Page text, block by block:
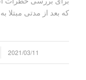
که بعد از مدتی
2021/03/11
/